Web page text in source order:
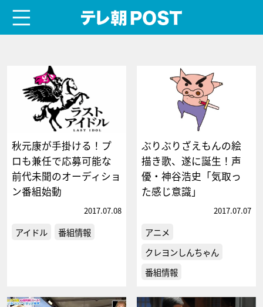
秋元康が手掛ける！プ
ロも兼任で応募可能な
前代未聞のオーディショ
ン番組始動
2017.07.08
アイドル 番組情報
ぶりぶりざえもんの絵
描き歌、遂に誕生！声
優・神谷浩史「気取っ
た感じ意識」
2017.07.07
アニメ
クレヨンしんちゃん
番組情報